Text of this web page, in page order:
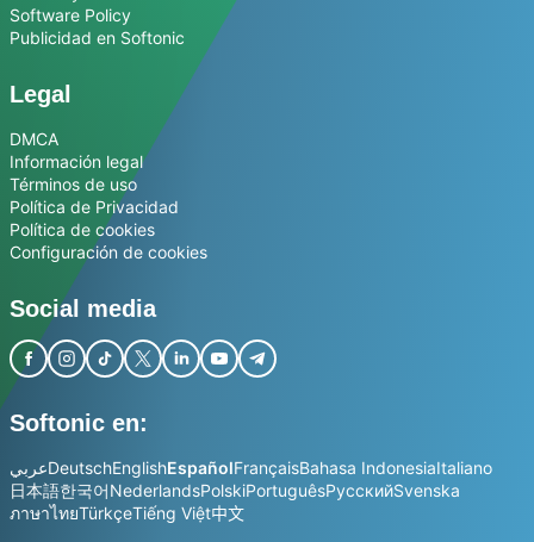
Software Policy
Publicidad en Softonic
Legal
DMCA
Información legal
Términos de uso
Política de Privacidad
Política de cookies
Configuración de cookies
Social media
Softonic en:
عربيDeutschEnglishEspañolFrançaisBahasa IndonesiaItaliano
日本語한국어NederlandsPolskiPortuguêsРусскийSvenska
ภาษาไทยTürkçeTiếng Việt中文